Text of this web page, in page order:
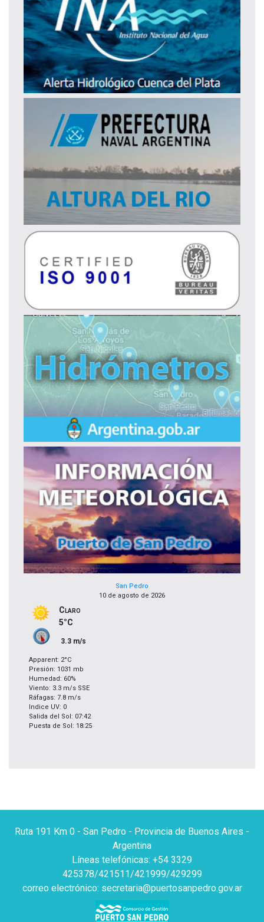
San Pedro
10 de agosto de 2026
Claro
5°C
3.3 m/s
Apparent: 2°C
Presión: 1031 mb
Humedad: 60%
Viento: 3.3 m/s SSE
Ráfagas: 7.8 m/s
Indice UV: 0
Salida del Sol: 07:42
Puesta de Sol: 18:25
Ruta 191 Km 0 - San Pedro - Provincia de Buenos Aires -
Argentina
Líneas telefónicas: +54 3329
425378/421511/421999/429299
correo electrónico: secretaria@puertosanpedro.gov.ar